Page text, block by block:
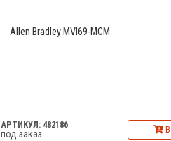
Allen Bradley MVI69-MCM
АРТИКУЛ: 482186
под заказ В